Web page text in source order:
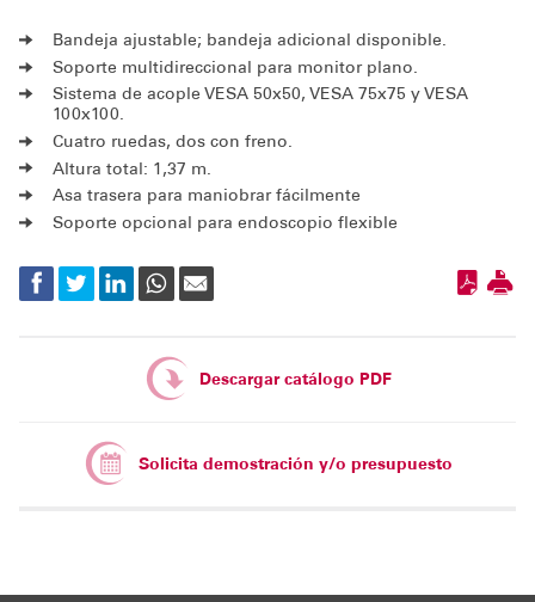
Bandeja ajustable; bandeja adicional disponible.
Soporte multidireccional para monitor plano.
Sistema de acople VESA 50x50, VESA 75x75 y VESA
100x100.
Cuatro ruedas, dos con freno.
Altura total: 1,37 m.
Asa trasera para maniobrar fácilmente
Soporte opcional para endoscopio flexible
Descargar catálogo PDF
Solicita demostración y/o presupuesto